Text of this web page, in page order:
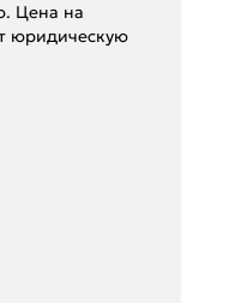
Цена на
юридическую